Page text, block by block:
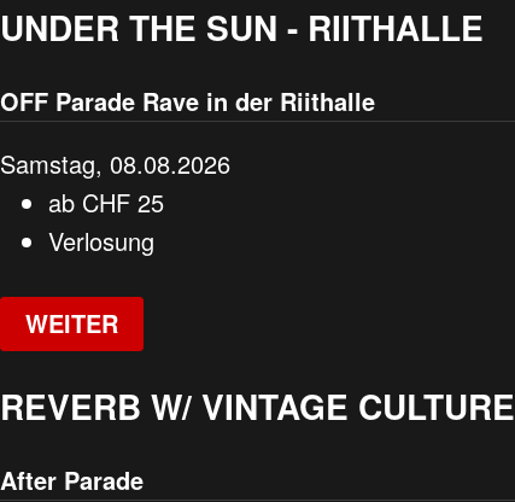
UNDER THE SUN - RIITHALLE
OFF Parade Rave in der Riithalle
Samstag, 08.08.2026
ab CHF 25
Verlosung
WEITER
REVERB W/ VINTAGE CULTURE
After Parade